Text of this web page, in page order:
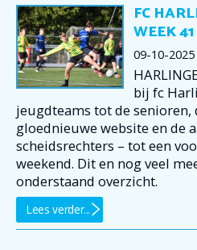
FC
WEEK
09-10-2025
bij fc
jeugdteams tot de senioren,
gloednieuwe website en de
scheidsrechters – tot een
weekend. Dit en nog veel
onderstaand overzicht.
Lees verder...